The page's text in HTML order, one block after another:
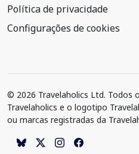
Política de privacidade
Configurações de cookies
© 2026 Travelaholics Ltd. Todos
Travelaholics e o logotipo
ou marcas registradas da